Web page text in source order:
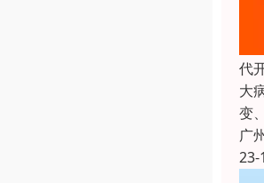
代
大
变
广
23-